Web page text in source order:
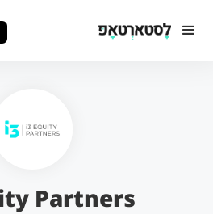
Partners